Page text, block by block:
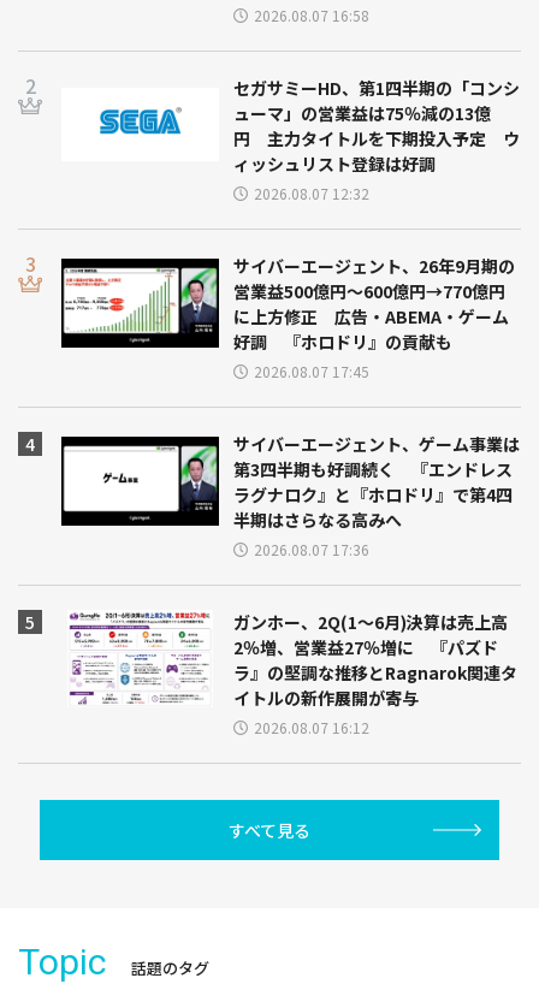
2026.08.07 16:58
セガサミーHD、第1四半期の「コンシ
ューマ」の営業益は75％減の13億
円 主力タイトルを下期投入予定 ウ
ィッシュリスト登録は好調
2026.08.07 12:32
サイバーエージェント、26年9月期の
営業益500億円～600億円→770億円
に上方修正 広告・ABEMA・ゲーム
好調 『ホロドリ』の貢献も
2026.08.07 17:45
サイバーエージェント、ゲーム事業は
第3四半期も好調続く 『エンドレス
ラグナロク』と『ホロドリ』で第4四
半期はさらなる高みへ
2026.08.07 17:36
ガンホー、2Q(1～6月)決算は売上高
2％増、営業益27％増に 『パズド
ラ』の堅調な推移とRagnarok関連タ
イトルの新作展開が寄与
2026.08.07 16:12
すべて見る
Topic 話題のタグ